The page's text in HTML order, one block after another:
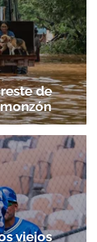
de
viejos